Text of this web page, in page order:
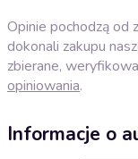
Opinie pochodzą od
dokonali zakupu
zbierane,
opiniowania.
Informacje o